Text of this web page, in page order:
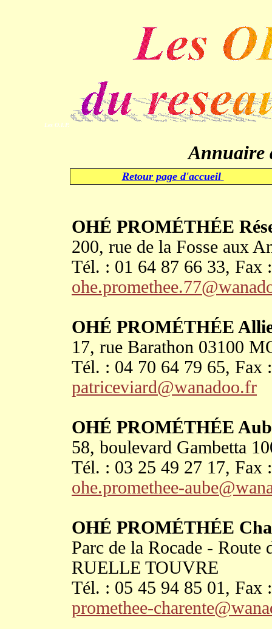
Les O.I.P.
Annuaire
Retour page d'accueil
OHÉ PROMÉTHÉE
200, rue de la Fosse aux
Tél. : 01 64 87 66 33, Fax
OHÉ PROMÉTHÉE
17, rue Barathon 03100
Tél. : 04 70 64 79 65,
patriceviard@wanadoo.fr
OHÉ PROMÉTHÉE
58, boulevard Gambetta
Tél. : 03 25 49 27 17,
ohe.promethee-
OHÉ PROMÉTHÉE
Parc de la Rocade - Route
RUELLE TOUVRE
Tél. : 05 45 94 85 01,
promethee-